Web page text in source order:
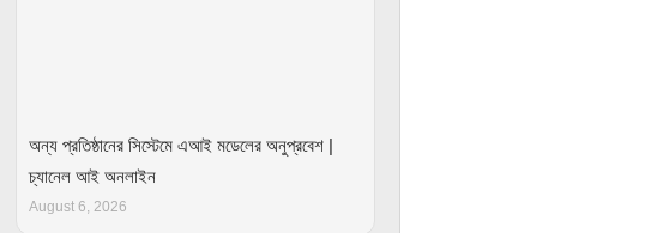
অন্য প্রতিষ্ঠানের সিস্টেমে এআই মডেলের অনুপ্রবেশ |
চ্যানেল আই অনলাইন
August 6, 2026